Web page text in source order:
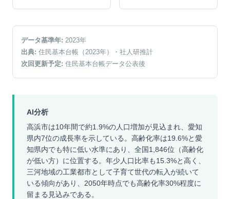
データ基準年: 2023年
出典: 住民基本台帳（2023年）
・社人研推計
次回更新予定: 住民基本台帳データ公表後
AI分析
高浜市は10年間で約1.9%の人口増加が見込まれ、愛知
県内7位の成長率を示している。高齢化率は19.6%と愛
知県内でも特に低い水準にあり、全国1,846位（高齢化
が低い方）に位置する。年少人口比率も15.3%と高く、
三河地域の工業都市として子育て世代の転入が続いて
いる傾向があり、2050年時点でも高齢化率30%程度に
留まる見込みである。